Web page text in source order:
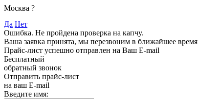
Москва ?
Да Нет
Ошибка. Не пройдена проверка на капчу.
Ваша заявка принята, мы перезвоним в ближайшее время
Прайс-лист успешно отправлен на Ваш E-mail
Бесплатный
обратный звонок
Отправить прайс-лист
на ваш E-mail
Введите имя: